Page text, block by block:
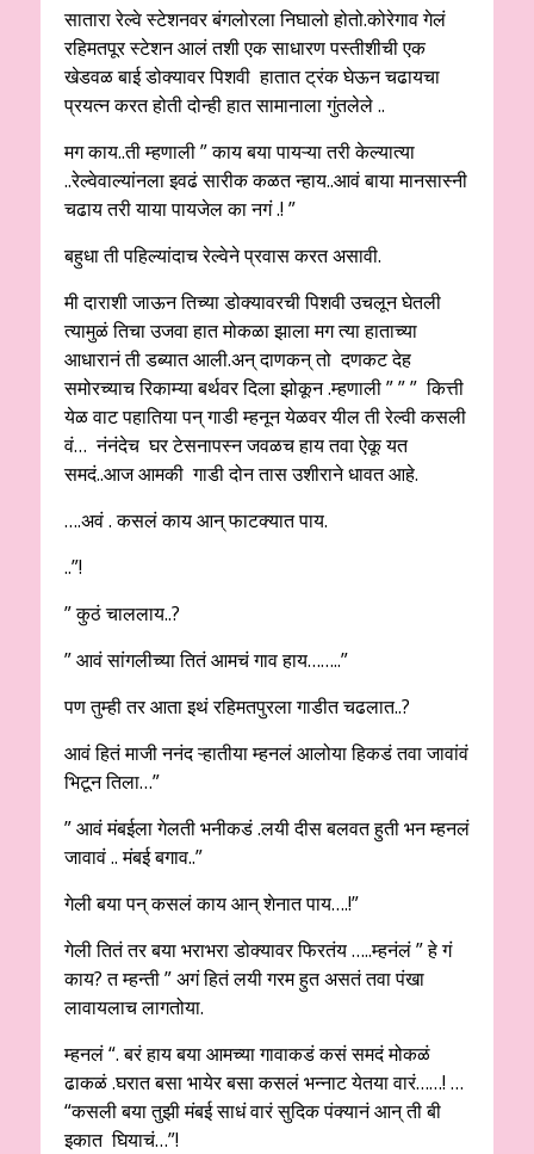
सातारा रेल्वे स्टेशनवर बंगलोरला निघालो होतो.कोरेगाव गेलं
रहिमतपूर स्टेशन आलं तशी एक साधारण पस्तीशीची एक
खेडवळ बाई डोक्यावर पिशवी हातात ट्रंक घेऊन चढायचा
प्रयत्न करत होती दोन्ही हात सामानाला गुंतलेले ..
मग काय..ती म्हणाली ” काय बया पायऱ्या तरी केल्यात्या
..रेल्वेवाल्यांनला इवढं सारीक कळत न्हाय..आवं बाया मानसास्नी
चढाय तरी याया पायजेल का नगं .! ”
बहुधा ती पहिल्यांदाच रेल्वेने प्रवास करत असावी.
मी दाराशी जाऊन तिच्या डोक्यावरची पिशवी उचलून घेतली
त्यामुळं तिचा उजवा हात मोकळा झाला मग त्या हाताच्या
आधारानं ती डब्यात आली.अन् दाणकन् तो दणकट देह
समोरच्याच रिकाम्या बर्थवर दिला झोकून .म्हणाली ” ” ” कित्ती
येळ वाट पहातिया पन् गाडी म्हनून येळवर यील ती रेल्वी कसली
वं… नंनंदेच घर टेसनापस्न जवळच हाय तवा ऐकू यत
समदं..आज आमकी गाडी दोन तास उशीराने धावत आहे.
….अवं . कसलं काय आन् फाटक्यात पाय.
..”!
” कुठं चाललाय..?
” आवं सांगलीच्या तितं आमचं गाव हाय……..”
पण तुम्ही तर आता इथं रहिमतपुरला गाडीत चढलात..?
आवं हितं माजी ननंद ऱ्हातीया म्हनलं आलोया हिकडं तवा जावांवं
भिटून तिला…”
” आवं मंबईला गेलती भनीकडं .लयी दीस बलवत हुती भन म्हनलं
जावावं .. मंबई बगाव..”
गेली बया पन् कसलं काय आन् शेनात पाय….!”
गेली तितं तर बया भराभरा डोक्यावर फिरतंय …..म्हनंलं ” हे गं
काय? त म्हन्ती ” अगं हितं लयी गरम हुत असतं तवा पंखा
लावायलाच लागतोया.
म्हनलं “. बरं हाय बया आमच्या गावाकडं कसं समदं मोकळं
ढाकळं .घरात बसा भायेर बसा कसलं भन्नाट येतया वारं……! …
“कसली बया तुझी मंबई साधं वारं सुदिक पंक्यानं आन् ती बी
इकात घियाचं…”!